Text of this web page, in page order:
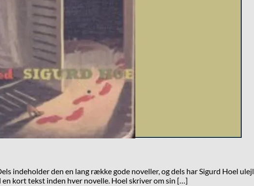
indeholder den en lang række gode noveller, og dels har Sigurd Hoel
kort tekst inden hver novelle. Hoel skriver om sin […]